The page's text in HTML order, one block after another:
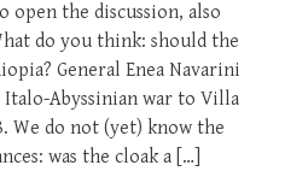
open the discussion, also
do you think: should the
General Enea Navarini
Abyssinian war to Villa
We do not (yet) know the
was the cloak a […]